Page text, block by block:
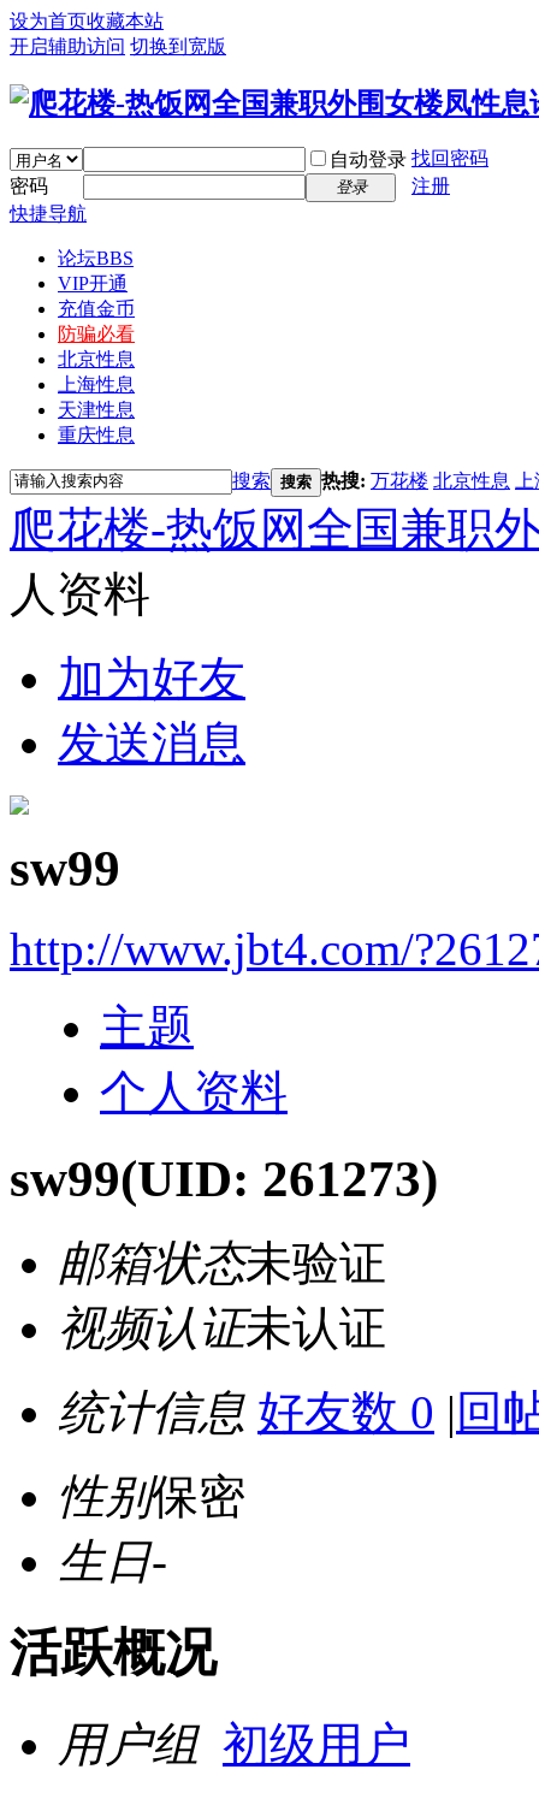
设为首页收藏本站
开启辅助访问 切换到宽版
自动登录 找回密码
密码
登录
注册
快捷导航
论坛BBS
VIP开通
充值金币
防骗必看
北京性息
上海性息
天津性息
重庆性息
搜索 搜索 热搜: 万花楼 北京性息
爬花楼-热饭网全国兼职
人资料
加为好友
发送消息
sw99
http://www.jbt4.com/
主题
个人资料
sw99(UID: 261273)
邮箱状态未验证
视频认证未认证
统计信息 好友数 0 | 回
性别保密
生日-
活跃概况
用户组 初级用户